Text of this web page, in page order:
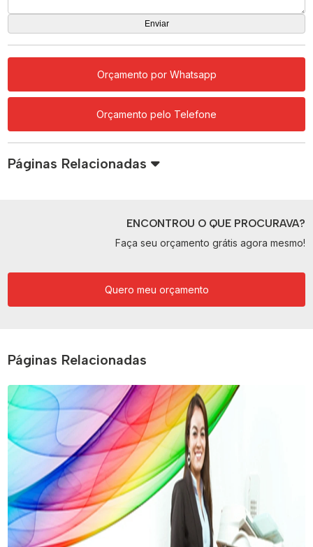
Orçamento por Whatsapp
Orçamento pelo Telefone
Páginas Relacionadas
ENCONTROU O QUE PROCURAVA?
Faça seu orçamento grátis agora mesmo!
Quero meu orçamento
Páginas Relacionadas